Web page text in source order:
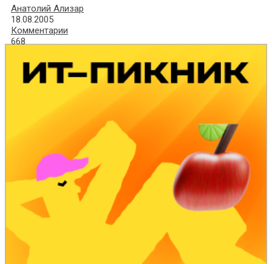
Анатолий Ализар
18.08.2005
Комментарии
668